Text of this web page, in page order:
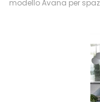
modello Avana per